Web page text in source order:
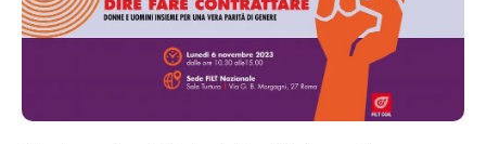
Territori
Adige